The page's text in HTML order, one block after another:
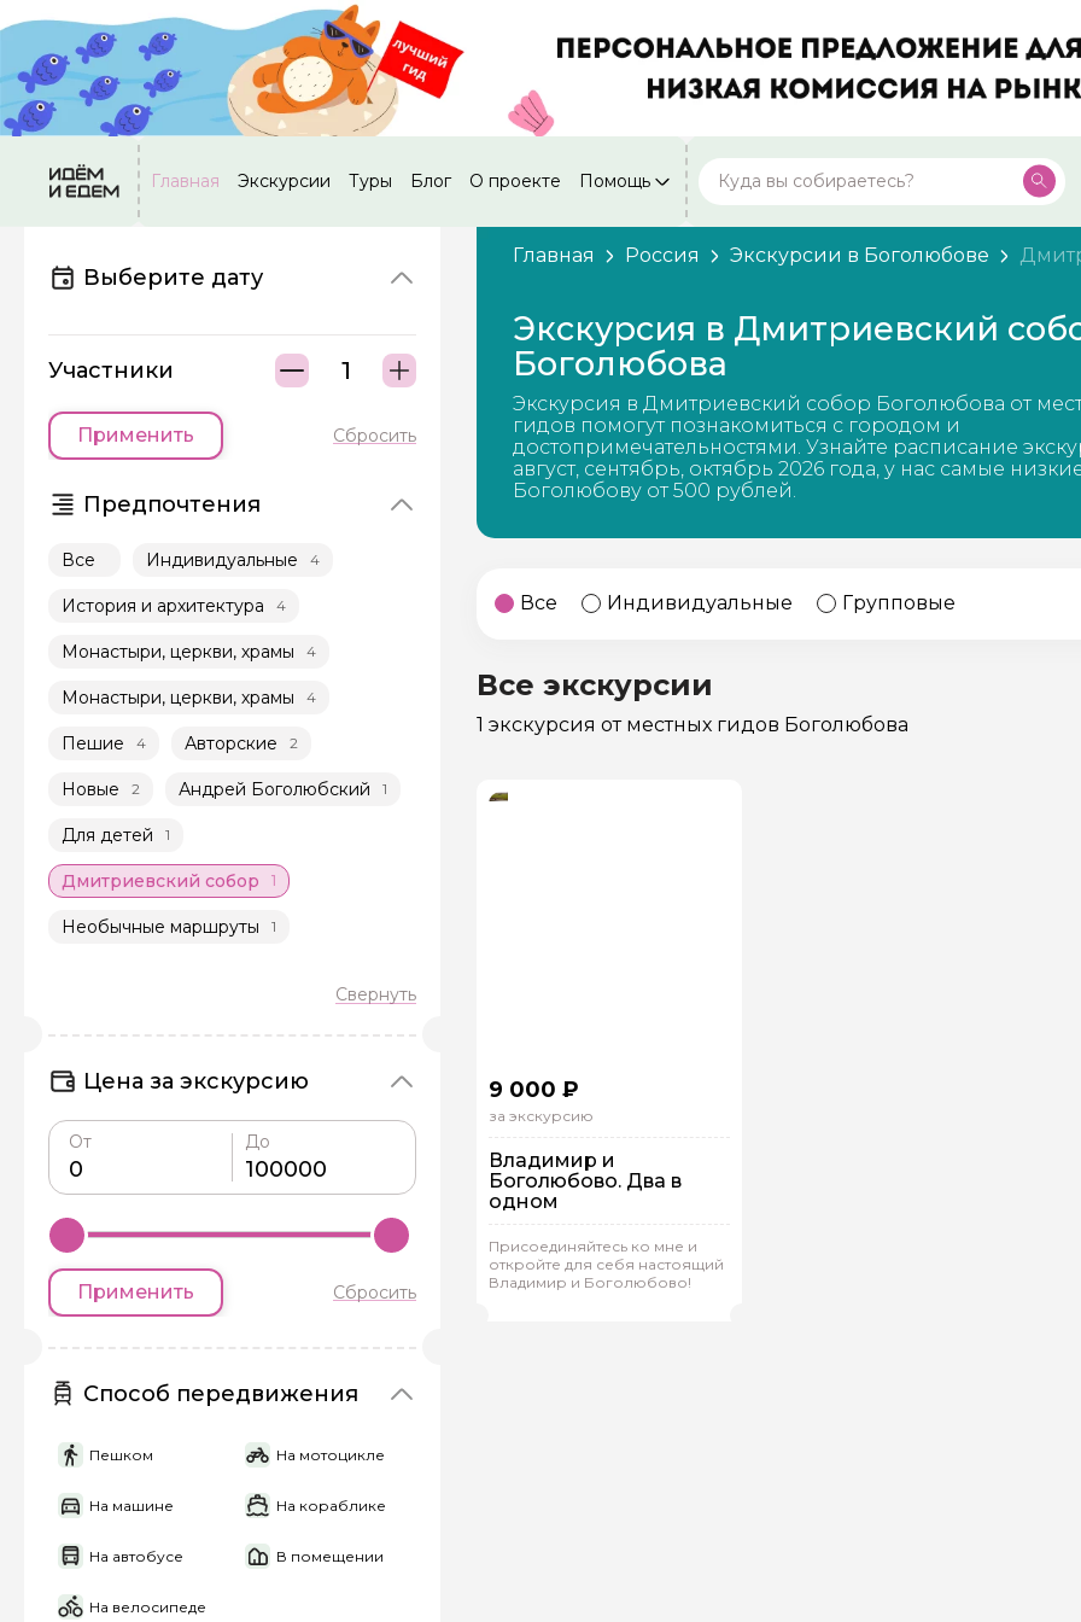
Главная Экскурсии Туры Блог О проекте Помощь
Москва
Россия
Нижний Новгород
Калининград
Россия
Кисловодск
Россия
20 экскурсий
Дербент 17 экскурсий
Посмотреть все города
Выберите дату
Участники
Применить Сбросить
Предпочтения
Все Индивидуальные 4
История и архитектура 4
Монастыри, церкви, храмы 4
Монастыри, церкви, храмы 4
Пешие 4 Авторские 2
Новые 2 Андрей Боголюбский 1
Для детей 1
Дмитриевский собор 1
Необычные маршруты 1
Цена за экскурсию
От До
Применить Сбросить
Способ передвижения
Пешком На мотоцикле
На машине На кораблике
На автобусе В помещении
На велосипеде
Главная Россия Экскурсии в Боголюбове
Экскурсия в Дмитриевский
Боголюбова
Экскурсия в Дмитриевский собор Боголюбова от
гидов помогут познакомиться с городом и
достопримечательностями. Узнайте расписание
август, сентябрь, октябрь 2026 года, у нас самые
Боголюбову от 500 рублей.
Все Индивидуальные Групповые
Все экскурсии
1 экскурсия от местных гидов Боголюбова
9 000 ₽
за экскурсию
Владимир и
Боголюбово. Два в
одном
Присоединяйтесь ко мне и
откройте для себя настоящий
Владимир и Боголюбово!
Елена.М 306
Индивидуальная
На машине